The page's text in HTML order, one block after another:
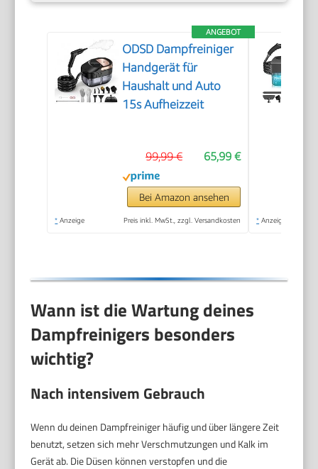
ANGEBOT
ODSD Dampfreiniger
Handgerät für
Haushalt und Auto
15s Aufheizzeit
65,99 €
99,99 €
Bei Amazon ansehen
* Anzeige Preis inkl. MwSt., zzgl. Versandkosten * Anzeige
Wann ist die Wartung deines
Dampfreinigers besonders
wichtig?
Nach intensivem Gebrauch
Wenn du deinen Dampfreiniger häufig und über längere Zeit
benutzt, setzen sich mehr Verschmutzungen und Kalk im
Gerät ab. Die Düsen können verstopfen und die